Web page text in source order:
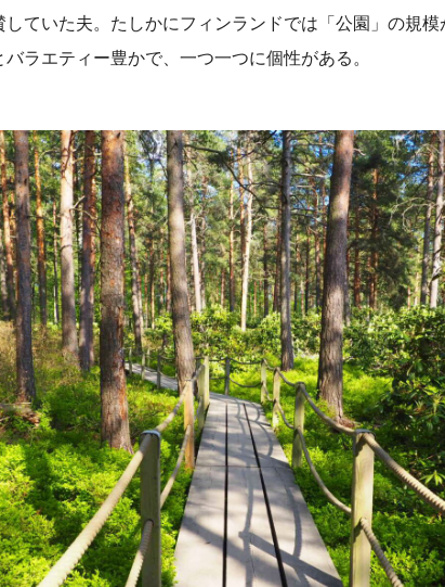
していた夫。たしかにフィンランドでは「公園」の規
ラエティー豊かで、一つ一つに個性がある。